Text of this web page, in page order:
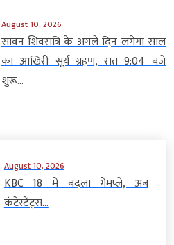
August 10, 2026
सावन शिवरात्रि के अगले दिन लगेगा साल
का आखिरी सूर्य ग्रहण, रात 9:04 बजे
शुरू...
August 10, 2026
KBC 18 में बदला गेमप्ले, अब
कंटेस्टेंट्स...